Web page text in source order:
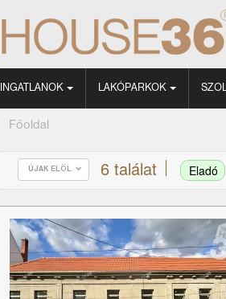
INGATLANOK LAKÓPARKOK
Főoldal
ÚJAK ELÖL 6 találat Eladó